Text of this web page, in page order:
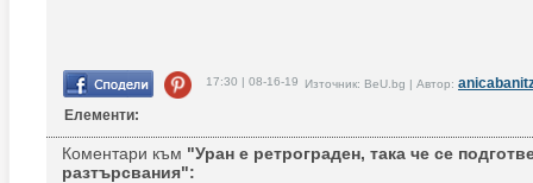
17:30 | 08-16-19 Източник: BeU.bg | Автор:
Елементи:
Коментари към "Уран е ретрограден, така че се
разтърсвания":